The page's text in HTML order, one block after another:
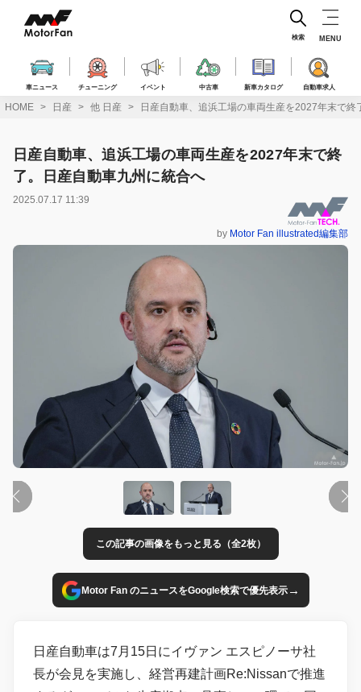
ス
車ニュース チューニング イベント 中古車 新車カタログ 自動車求人
検索 MENU
HOME 日産 他 日産 日産自動車、追浜工場の車両生産を2027年末で
日産自動車、追浜工場の車両生産を2027年末で終
了。日産自動車九州に統合へ
2025.07.17 11:39
by Motor Fan illustrated編集部
この記事の画像をもっと見る（全2枚）
Motor Fan のニュースをGoogle検索で優先表示→
日産自動車は7月15日にイヴァン エスピノーサ社
長が会見を実施し、経営再建計画Re:Nissanで推進